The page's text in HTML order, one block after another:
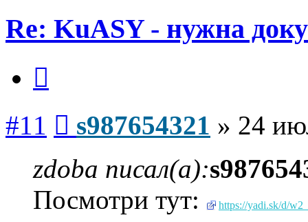
Re: KuASY - нужна
#11 s987654321 » 24
zdoba писал(а):
Посмотри тут:
https://yadi.sk/d/